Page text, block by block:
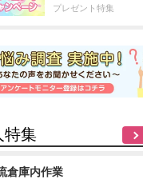
プレゼント特集
特集
倉庫内作業